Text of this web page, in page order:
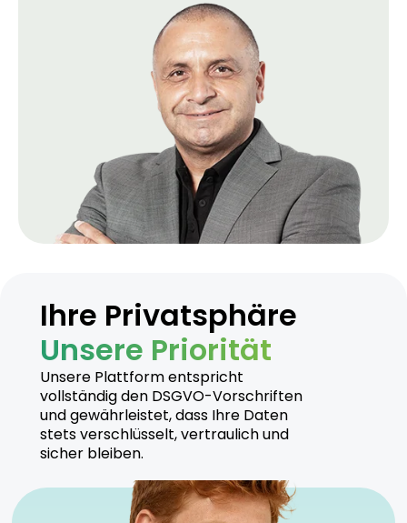
Ihre Privatsphäre
Unsere Priorität
Unsere Plattform entspricht
vollständig den DSGVO-Vorschriften
und gewährleistet, dass Ihre Daten
stets verschlüsselt, vertraulich und
sicher bleiben.